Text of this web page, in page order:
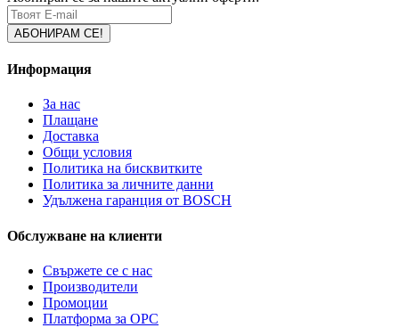
Информация
За нас
Плащане
Доставка
Общи условия
Политика на бисквитките
Политика за личните данни
Удължена гаранция от BOSCH
Обслужване на клиенти
Свържете се с нас
Производители
Промоции
Платформа за ОРС